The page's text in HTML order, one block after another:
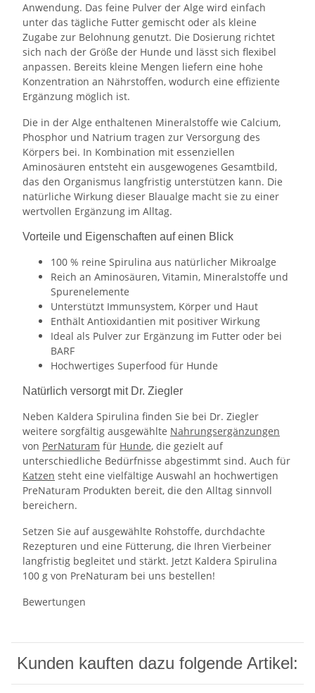
Anwendung. Das feine Pulver der Alge wird einfach
unter das tägliche Futter gemischt oder als kleine
Zugabe zur Belohnung genutzt. Die Dosierung richtet
sich nach der Größe der Hunde und lässt sich flexibel
anpassen. Bereits kleine Mengen liefern eine hohe
Konzentration an Nährstoffen, wodurch eine effiziente
Ergänzung möglich ist.
Die in der Alge enthaltenen Mineralstoffe wie Calcium,
Phosphor und Natrium tragen zur Versorgung des
Körpers bei. In Kombination mit essenziellen
Aminosäuren entsteht ein ausgewogenes Gesamtbild,
das den Organismus langfristig unterstützen kann. Die
natürliche Wirkung dieser Blaualge macht sie zu einer
wertvollen Ergänzung im Alltag.
Vorteile und Eigenschaften auf einen Blick
100 % reine Spirulina aus natürlicher Mikroalge
Reich an Aminosäuren, Vitamin, Mineralstoffe und
Spurenelemente
Unterstützt Immunsystem, Körper und Haut
Enthält Antioxidantien mit positiver Wirkung
Ideal als Pulver zur Ergänzung im Futter oder bei
BARF
Hochwertiges Superfood für Hunde
Natürlich versorgt mit Dr. Ziegler
Neben Kaldera Spirulina finden Sie bei Dr. Ziegler
weitere sorgfältig ausgewählte Nahrungsergänzungen
von PerNaturam für Hunde, die gezielt auf
unterschiedliche Bedürfnisse abgestimmt sind. Auch für
Katzen steht eine vielfältige Auswahl an hochwertigen
PreNaturam Produkten bereit, die den Alltag sinnvoll
bereichern.
Setzen Sie auf ausgewählte Rohstoffe, durchdachte
Rezepturen und eine Fütterung, die Ihren Vierbeiner
langfristig begleitet und stärkt. Jetzt Kaldera Spirulina
100 g von PreNaturam bei uns bestellen!
Bewertungen
Kunden kauften dazu folgende Artikel: